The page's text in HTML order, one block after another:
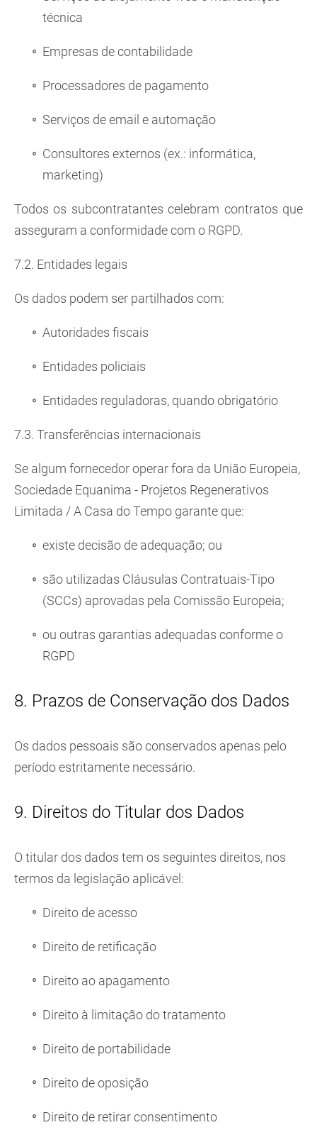
técnica
Empresas de contabilidade
Processadores de pagamento
Serviços de email e automação
Consultores externos (ex.: informática,
marketing)
Todos os subcontratantes celebram contratos que
asseguram a conformidade com o RGPD.
7.2. Entidades legais
Os dados podem ser partilhados com:
Autoridades fiscais
Entidades policiais
Entidades reguladoras, quando obrigatório
7.3. Transferências internacionais
Se algum fornecedor operar fora da União Europeia,
Sociedade Equanima - Projetos Regenerativos
Limitada / A Casa do Tempo garante que:
existe decisão de adequação; ou
são utilizadas Cláusulas Contratuais-Tipo
(SCCs) aprovadas pela Comissão Europeia;
ou outras garantias adequadas conforme o
RGPD
8. Prazos de Conservação dos Dados
Os dados pessoais são conservados apenas pelo
período estritamente necessário.
9. Direitos do Titular dos Dados
O titular dos dados tem os seguintes direitos, nos
termos da legislação aplicável:
Direito de acesso
Direito de retificação
Direito ao apagamento
Direito à limitação do tratamento
Direito de portabilidade
Direito de oposição
Direito de retirar consentimento